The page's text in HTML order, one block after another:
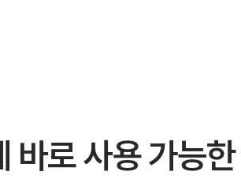
바로 사용 가능